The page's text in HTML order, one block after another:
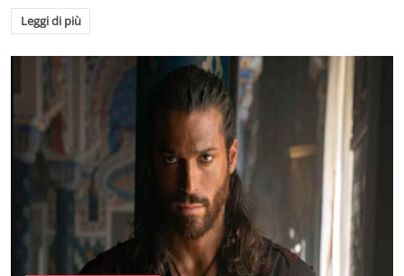
Leggi di più